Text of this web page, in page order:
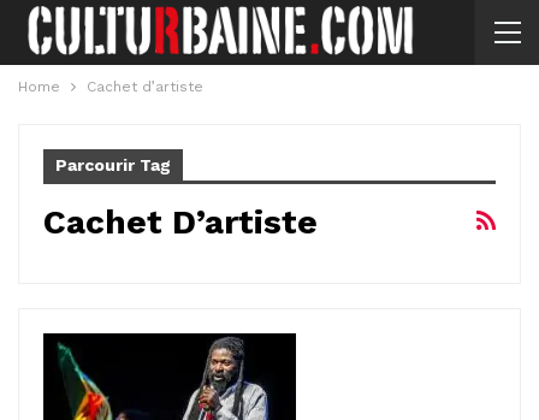
Home Cachet d’artiste
Parcourir Tag
Cachet D’artiste